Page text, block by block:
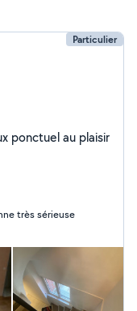
Particulier
ponctuel au plaisir